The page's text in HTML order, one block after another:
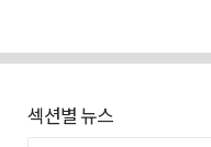
섹션별 뉴스